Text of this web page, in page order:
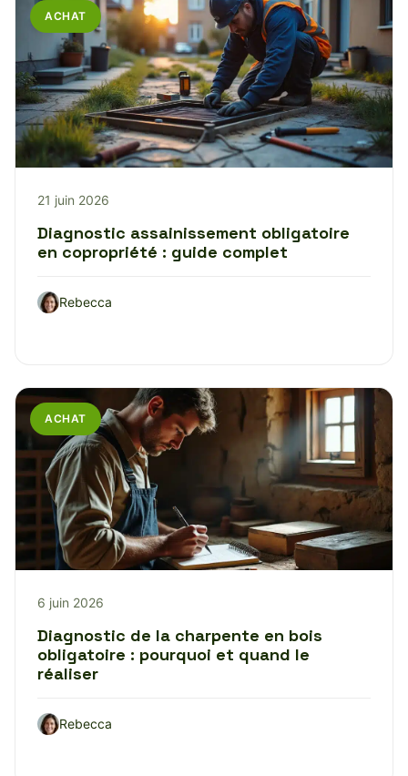
ACHAT
21 juin 2026
Diagnostic assainissement obligatoire
en copropriété : guide complet
Rebecca
ACHAT
6 juin 2026
Diagnostic de la charpente en bois
obligatoire : pourquoi et quand le
réaliser
Rebecca